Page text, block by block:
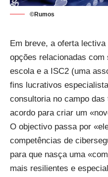
©Rumos
Em breve, a oferta
opções relacionadas
escola e a ISC2 (uma
fins lucrativos
consultoria no campo
acordo para criar um
O objectivo passa por
competências de
para que nasça uma
mais resilientes e